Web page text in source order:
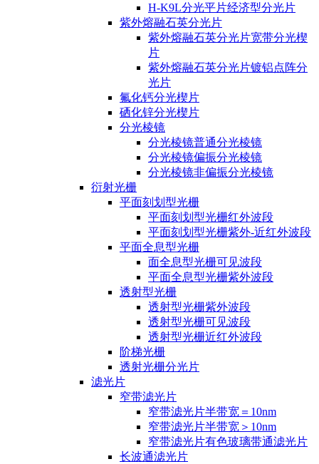
H-K9L分光平片经济型分光片
紫外熔融石英分光片
紫外熔融石英分光片宽带分光楔
片
紫外熔融石英分光片镀铝点阵分
光片
氟化钙分光楔片
硒化锌分光楔片
分光棱镜
分光棱镜普通分光棱镜
分光棱镜偏振分光棱镜
分光棱镜非偏振分光棱镜
衍射光栅
平面刻划型光栅
平面刻划型光栅红外波段
平面刻划型光栅紫外-近红外波段
平面全息型光栅
面全息型光栅可见波段
平面全息型光栅紫外波段
透射型光栅
透射型光栅紫外波段
透射型光栅可见波段
透射型光栅近红外波段
阶梯光栅
透射光栅分光片
滤光片
窄带滤光片
窄带滤光片半带宽＝10nm
窄带滤光片半带宽＞10nm
窄带滤光片有色玻璃带通滤光片
长波通滤光片